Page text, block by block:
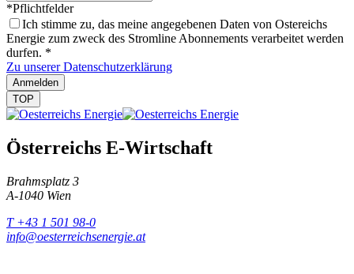
*Pflichtfelder
Ich stimme zu, das meine angegebenen Daten von Ostereichs
Energie zum zweck des Stromline Abonnements verarbeitet werden
durfen. *
Zu unserer Datenschutzerklärung
Anmelden
TOP
Österreichs E-Wirtschaft
Brahmsplatz 3
A-1040 Wien
T +43 1 501 98-0
info@oesterreichsenergie.at